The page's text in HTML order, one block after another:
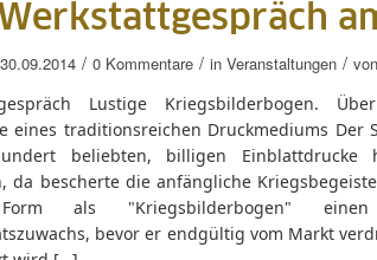
30.09.2014 / 0 Kommentare / in Veranstaltungen / von
Lustige Kriegsbilderbogen.
eines traditionsreichen Druckmediums Der
beliebten, billigen
da bescherte die anfängliche
als "Kriegsbilderbogen"
bevor er endgültig vom Markt